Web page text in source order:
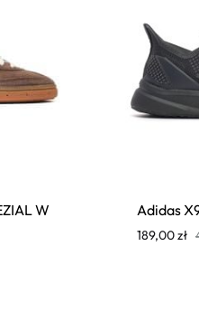
W
Adidas
189,00zł